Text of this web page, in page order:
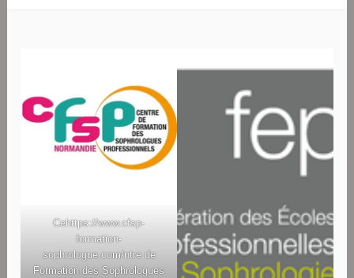
Cehttps://www.cfsp-
formation-
sophrologue.com/ntre de
Formation des Sophrologues